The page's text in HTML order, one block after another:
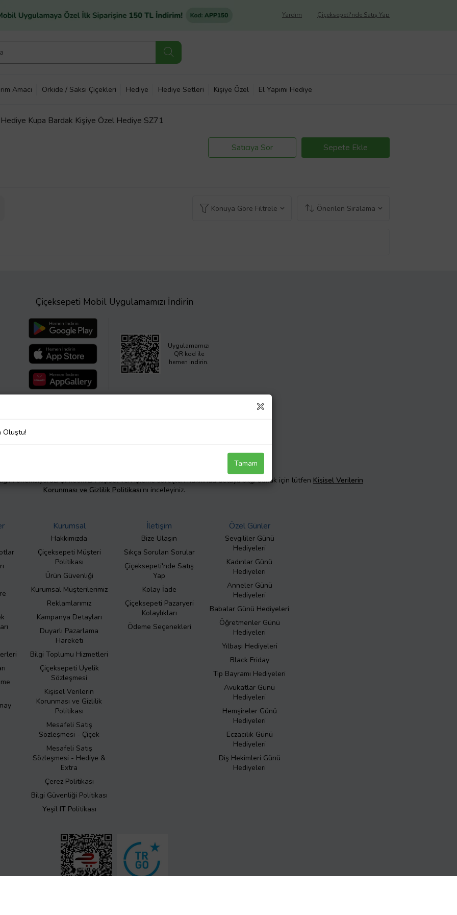
Çiçeksepeti'nde Satış Yap
Yardım
Amacı Orkide / Saksı Çiçekleri Hediye Hediye Setleri Kişiye Özel El Yapımı Hediye
Hediye Kupa Bardak Kişiye Özel Hediye SZ71
Satıcıya Sor Sepete Ekle
Konuya Göre Filtrele Önerilen Sıralama
Çiçeksepeti Mobil Uygulamamızı İndirin
Uygulamamızı
QR kod ile
hemen indirin.
önemsiyoruz. Şirketimizin kişisel veri işleme süreçleri hakkında detaylı bilgi almak için lütfen Kişisel Verilerin
Korunması ve Gizlilik Politikası’nı inceleyiniz.
Kurumsal
Hakkımızda
Çiçeksepeti Müşteri
Politikası
Ürün Güvenliği
Kurumsal Müşterilerimiz
Reklamlarımız
Kampanya Detayları
Duyarlı Pazarlama
Hareketi
Bilgi Toplumu Hizmetleri
Çiçeksepeti Üyelik
Sözleşmesi
Kişisel Verilerin
Korunması ve Gizlilik
Politikası
Mesafeli Satış
Sözleşmesi - Çiçek
Mesafeli Satış
Sözleşmesi - Hediye &
Extra
Çerez Politikası
Bilgi Güvenliği Politikası
Yeşil IT Politikası
İletişim
Bize Ulaşın
Sıkça Sorulan Sorular
Çiçeksepeti'nde Satış
Yap
Kolay İade
Çiçeksepeti Pazaryeri
Kolaylıkları
Ödeme Seçenekleri
Özel Günler
Sevgililer Günü
Hediyeleri
Kadınlar Günü
Hediyeleri
Anneler Günü
Hediyeleri
Babalar Günü Hediyeleri
Öğretmenler Günü
Hediyeleri
Yılbaşı Hediyeleri
Black Friday
Tıp Bayramı Hediyeleri
Avukatlar Günü
Hediyeleri
Hemşireler Günü
Hediyeleri
Eczacılık Günü
Hediyeleri
Diş Hekimleri Günü
Hediyeleri
Oluştu!
Tamam